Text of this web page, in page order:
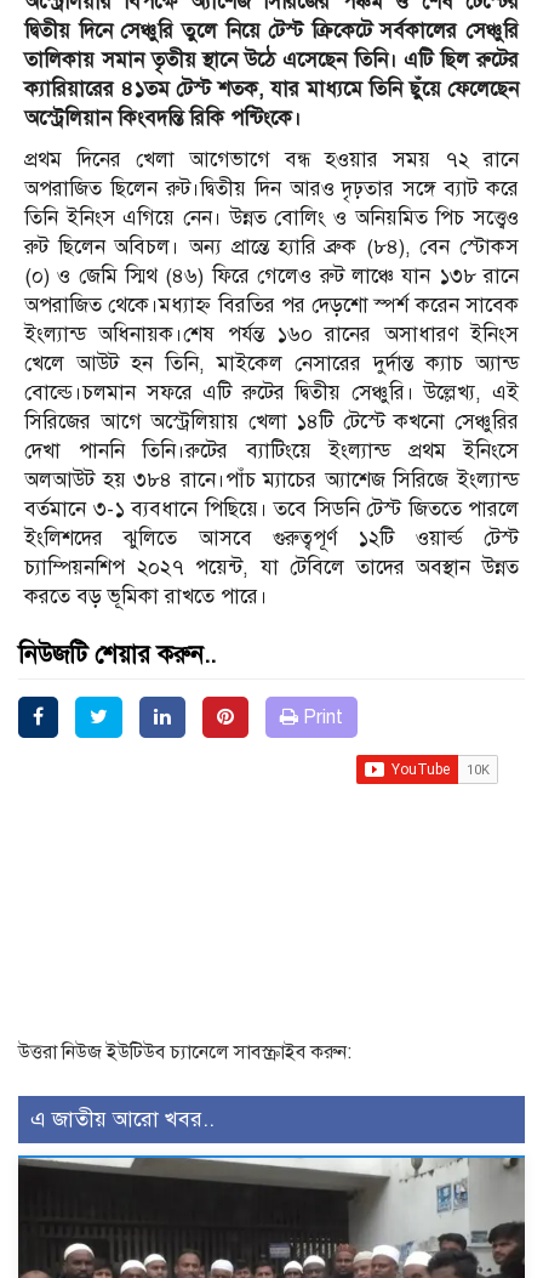
দ্বিতীয় দিনে সেঞ্চুরি তুলে নিয়ে টেস্ট ক্রিকেটে সর্বকালের সেঞ্চুরি
তালিকায় সমান তৃতীয় স্থানে উঠে এসেছেন তিনি। এটি ছিল রুটের
ক্যারিয়ারের ৪১তম টেস্ট শতক, যার মাধ্যমে তিনি ছুঁয়ে ফেলেছেন
অস্ট্রেলিয়ান কিংবদন্তি রিকি পন্টিংকে।
প্রথম দিনের খেলা আগেভাগে বন্ধ হওয়ার সময় ৭২ রানে
অপরাজিত ছিলেন রুট।দ্বিতীয় দিন আরও দৃঢ়তার সঙ্গে ব্যাট করে
তিনি ইনিংস এগিয়ে নেন। উন্নত বোলিং ও অনিয়মিত পিচ সত্ত্বেও
রুট ছিলেন অবিচল। অন্য প্রান্তে হ্যারি ব্রুক (৮৪), বেন স্টোকস
(০) ও জেমি স্মিথ (৪৬) ফিরে গেলেও রুট লাঞ্চে যান ১৩৮ রানে
অপরাজিত থেকে।মধ্যাহ্ন বিরতির পর দেড়শো স্পর্শ করেন সাবেক
ইংল্যান্ড অধিনায়ক।শেষ পর্যন্ত ১৬০ রানের অসাধারণ ইনিংস
খেলে আউট হন তিনি, মাইকেল নেসারের দুর্দান্ত ক্যাচ অ্যান্ড
বোল্ডে।চলমান সফরে এটি রুটের দ্বিতীয় সেঞ্চুরি। উল্লেখ্য, এই
সিরিজের আগে অস্ট্রেলিয়ায় খেলা ১৪টি টেস্টে কখনো সেঞ্চুরির
দেখা পাননি তিনি।রুটের ব্যাটিংয়ে ইংল্যান্ড প্রথম ইনিংসে
অলআউট হয় ৩৮৪ রানে।পাঁচ ম্যাচের অ্যাশেজ সিরিজে ইংল্যান্ড
বর্তমানে ৩-১ ব্যবধানে পিছিয়ে। তবে সিডনি টেস্ট জিততে পারলে
ইংলিশদের ঝুলিতে আসবে গুরুত্বপূর্ণ ১২টি ওয়ার্ল্ড টেস্ট
চ্যাম্পিয়নশিপ ২০২৭ পয়েন্ট, যা টেবিলে তাদের অবস্থান উন্নত
করতে বড় ভূমিকা রাখতে পারে।
নিউজটি শেয়ার করুন..
Print
উত্তরা নিউজ ইউটিউব চ্যানেলে সাবস্ক্রাইব করুন:
এ জাতীয় আরো খবর..